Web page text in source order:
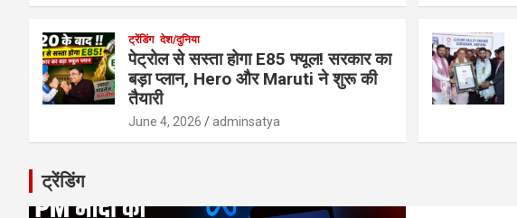
ट्रेंडिंग देश/दुनिया
पेट्रोल से सस्ता होगा E85 फ्यूल! सरकार का
बड़ा प्लान, Hero और Maruti ने शुरू की
तैयारी
June 4, 2026 adminsatya
ट्रेंडिंग